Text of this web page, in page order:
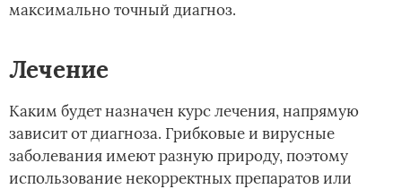
максимально точный диагноз.
Лечение
Каким будет назначен курс лечения, напрямую
зависит от диагноза. Грибковые и вирусные
заболевания имеют разную природу, поэтому
использование некорректных препаратов или